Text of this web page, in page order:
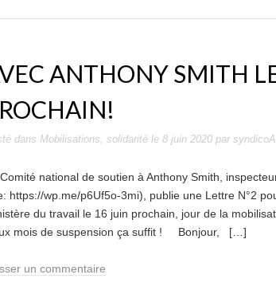
ANTHONY SMITH
dans Mobilisations, solidarité le 8 juin 2020 par
national de soutien à Anthony Smith,
https://wp.me/p6Uf5o-3mi), publie une Lettre N°2
du travail le 16 juin prochain, jour de la
mois de suspension ça suffit ! Bonjour, […]
un commentaire